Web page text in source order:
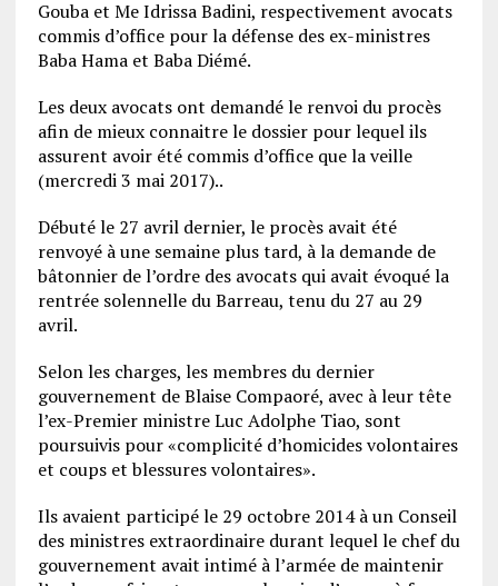
Gouba et Me Idrissa Badini, respectivement avocats
commis d’office pour la défense des ex-ministres
Baba Hama et Baba Diémé.
Les deux avocats ont demandé le renvoi du procès
afin de mieux connaitre le dossier pour lequel ils
assurent avoir été commis d’office que la veille
(mercredi 3 mai 2017)..
Débuté le 27 avril dernier, le procès avait été
renvoyé à une semaine plus tard, à la demande de
bâtonnier de l’ordre des avocats qui avait évoqué la
rentrée solennelle du Barreau, tenu du 27 au 29
avril.
Selon les charges, les membres du dernier
gouvernement de Blaise Compaoré, avec à leur tête
l’ex-Premier ministre Luc Adolphe Tiao, sont
poursuivis pour «complicité d’homicides volontaires
et coups et blessures volontaires».
Ils avaient participé le 29 octobre 2014 à un Conseil
des ministres extraordinaire durant lequel le chef du
gouvernement avait intimé à l’armée de maintenir